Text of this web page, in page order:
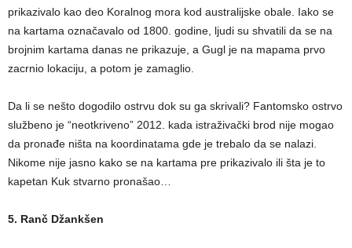
prikazivalo kao deo Koralnog mora kod australijske obale. Iako se
na kartama označavalo od 1800. godine, ljudi su shvatili da se na
brojnim kartama danas ne prikazuje, a Gugl je na mapama prvo
zacrnio lokaciju, a potom je zamaglio.
Da li se nešto dogodilo ostrvu dok su ga skrivali? Fantomsko ostrvo
službeno je “neotkriveno” 2012. kada istraživački brod nije mogao
da pronađe ništa na koordinatama gde je trebalo da se nalazi.
Nikome nije jasno kako se na kartama pre prikazivalo ili šta je to
kapetan Kuk stvarno pronašao…
5. Ranč Džankšen